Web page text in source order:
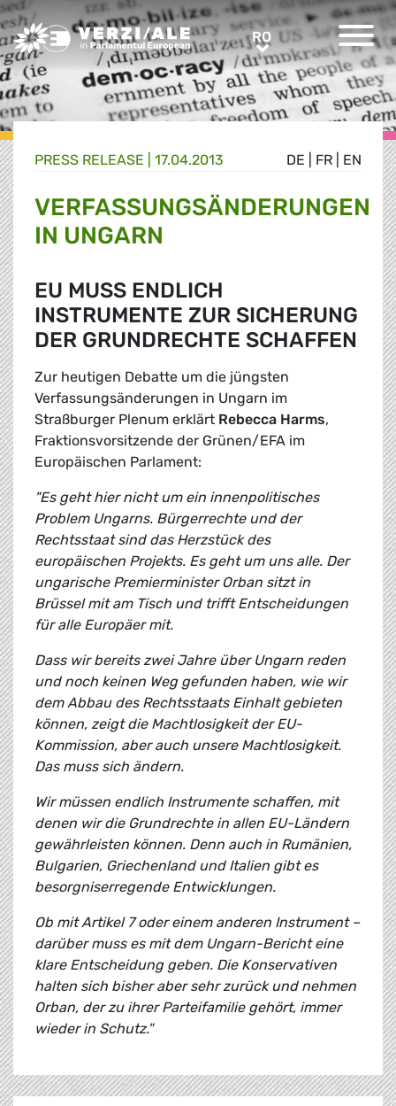
Greens/EFA Home RORO
DE FR EN
PRESS RELEASE | 17.04.2013
VERFASSUNGSÄNDERUNGEN
IN UNGARN
EU MUSS ENDLICH
INSTRUMENTE ZUR SICHERUNG
DER GRUNDRECHTE SCHAFFEN
Zur heutigen Debatte um die jüngsten
Verfassungsänderungen in Ungarn im
Straßburger Plenum erklärt Rebecca Harms,
Fraktionsvorsitzende der Grünen/EFA im
Europäischen Parlament:
"Es geht hier nicht um ein innenpolitisches
Problem Ungarns. Bürgerrechte und der
Rechtsstaat sind das Herzstück des
europäischen Projekts. Es geht um uns alle. Der
ungarische Premierminister Orban sitzt in
Brüssel mit am Tisch und trifft Entscheidungen
für alle Europäer mit.
Dass wir bereits zwei Jahre über Ungarn reden
und noch keinen Weg gefunden haben, wie wir
dem Abbau des Rechtsstaats Einhalt gebieten
können, zeigt die Machtlosigkeit der EU-
Kommission, aber auch unsere Machtlosigkeit.
Das muss sich ändern.
Wir müssen endlich Instrumente schaffen, mit
denen wir die Grundrechte in allen EU-Ländern
gewährleisten können. Denn auch in Rumänien,
Bulgarien, Griechenland und Italien gibt es
besorgniserregende Entwicklungen.
Ob mit Artikel 7 oder einem anderen Instrument –
darüber muss es mit dem Ungarn-Bericht eine
klare Entscheidung geben. Die Konservativen
halten sich bisher aber sehr zurück und nehmen
Orban, der zu ihrer Parteifamilie gehört, immer
wieder in Schutz."